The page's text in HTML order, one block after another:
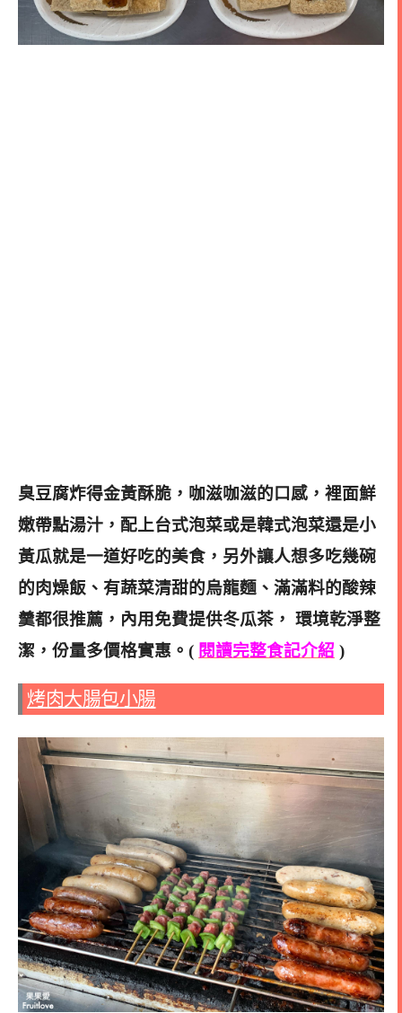
臭豆腐炸得金黃酥脆，咖滋咖滋的口感，裡面鮮
嫩帶點湯汁，配上台式泡菜或是韓式泡菜還是小
黃瓜就是一道好吃的美食，另外讓人想多吃幾碗
的肉燥飯、有蔬菜清甜的烏龍麵、滿滿料的酸辣
羹都很推薦 ，內用免費提供冬瓜茶， 環境乾淨整
潔，份量多價格實惠。( 閱讀完整食記介紹 )
烤肉大腸包小腸